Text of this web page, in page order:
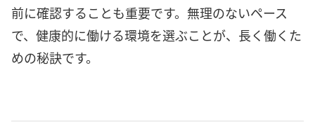
前に確認することも重要です。無理のないペース
で、健康的に働ける環境を選ぶことが、長く働くた
めの秘訣です。